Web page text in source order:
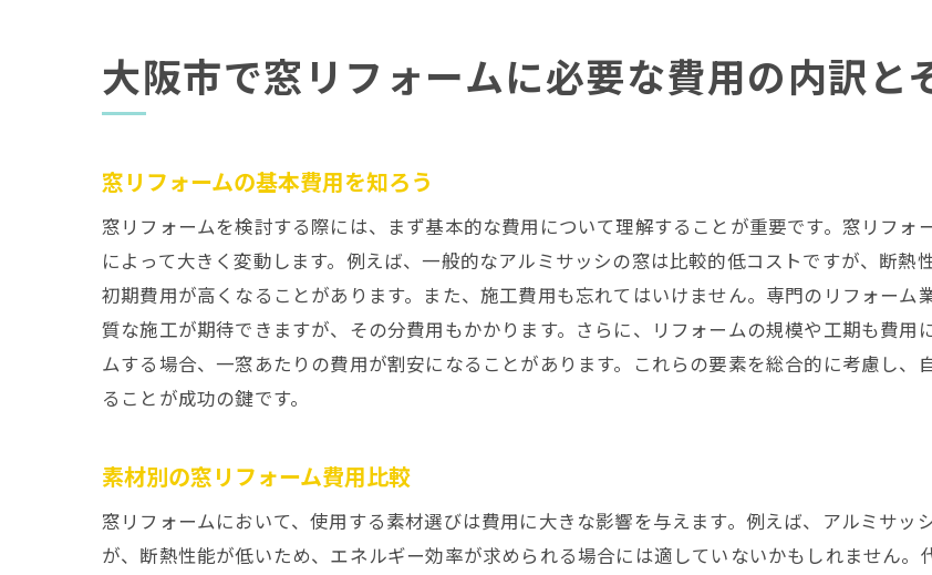
費用に関するよくある質問
理想の住まいを実現する大阪市の窓リフォーム手
施工中のチェックポイント
施工後のアフターケア
リフォーム成功のためのコツ
窓リフォームで快適な生活を大阪市で実現するた
音漏れ対策としての窓リフォーム
省エネ効果を実感するための工夫
大阪市で窓リフォームに必要な費用の内訳と
窓リフォームの基本費用を知ろう
窓リフォームを検討する際には、まず基本的な費用について理解することが重要です。窓リフ
によって大きく変動します。例えば、一般的なアルミサッシの窓は比較的低コストですが、断熱
初期費用が高くなることがあります。また、施工費用も忘れてはいけません。専門のリフォー
質な施工が期待できますが、その分費用もかかります。さらに、リフォームの規模や工期も費用
ムする場合、一窓あたりの費用が割安になることがあります。これらの要素を総合的に考慮し
ることが成功の鍵です。
素材別の窓リフォーム費用比較
窓リフォームにおいて、使用する素材選びは費用に大きな影響を与えます。例えば、アルミサ
が、断熱性能が低いため、エネルギー効率が求められる場合には適していないかもしれません